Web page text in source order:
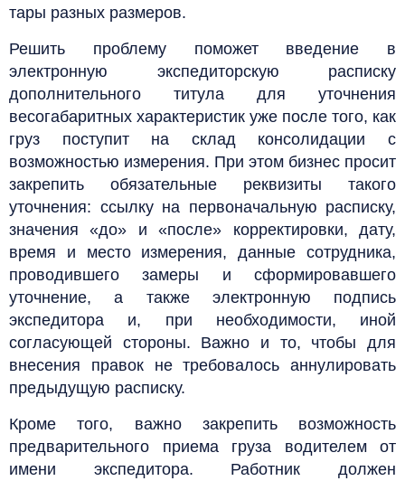
тары разных размеров.
Решить проблему поможет введение в
электронную экспедиторскую расписку
дополнительного титула для уточнения
весогабаритных характеристик уже после того, как
груз поступит на склад консолидации с
возможностью измерения. При этом бизнес просит
закрепить обязательные реквизиты такого
уточнения: ссылку на первоначальную расписку,
значения «до» и «после» корректировки, дату,
время и место измерения, данные сотрудника,
проводившего замеры и сформировавшего
уточнение, а также электронную подпись
экспедитора и, при необходимости, иной
согласующей стороны. Важно и то, чтобы для
внесения правок не требовалось аннулировать
предыдущую расписку.
Кроме того, важно закрепить возможность
предварительного приема груза водителем от
имени экспедитора. Работник должен